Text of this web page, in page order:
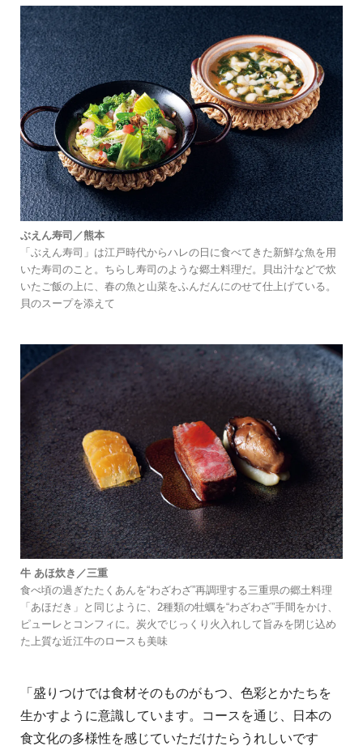
ぶえん寿司／熊本
「ぶえん寿司」は江戸時代からハレの日に食べてきた新鮮な魚を用
いた寿司のこと。ちらし寿司のような郷土料理だ。貝出汁などで炊
いたご飯の上に、春の魚と山菜をふんだんにのせて仕上げている。
貝のスープを添えて
牛 あほ炊き／三重
食べ頃の過ぎたたくあんを“わざわざ”再調理する三重県の郷土料理
「あほだき」と同じように、2種類の牡蠣を“わざわざ”手間をかけ、
ピューレとコンフィに。炭火でじっくり火入れして旨みを閉じ込め
た上質な近江牛のロースも美味
「盛りつけでは食材そのものがもつ、色彩とかたちを
生かすように意識しています。コースを通じ、日本の
食文化の多様性を感じていただけたらうれしいです